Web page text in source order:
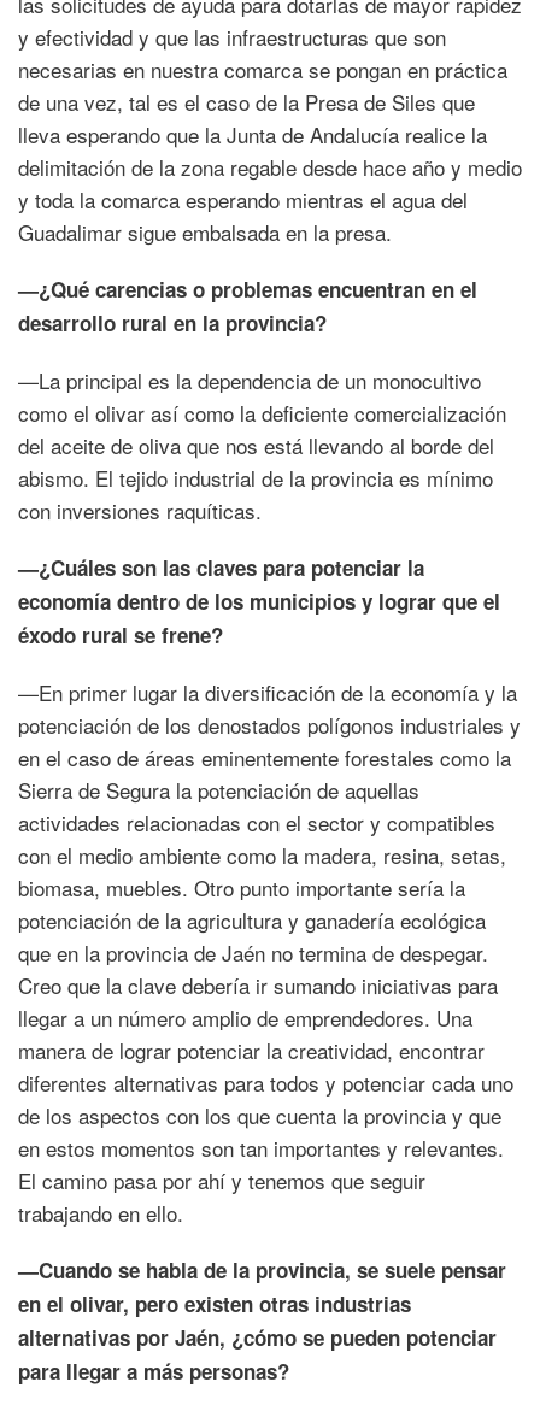
y efectividad y que las infraestructuras que son
necesarias en nuestra comarca se pongan en práctica
de una vez, tal es el caso de la Presa de Siles que
lleva esperando que la Junta de Andalucía realice la
delimitación de la zona regable desde hace año y medio
y toda la comarca esperando mientras el agua del
Guadalimar sigue embalsada en la presa.
—¿Qué carencias o problemas encuentran en el
desarrollo rural en la provincia?
—La principal es la dependencia de un monocultivo
como el olivar así como la deficiente comercialización
del aceite de oliva que nos está llevando al borde del
abismo. El tejido industrial de la provincia es mínimo
con inversiones raquíticas.
—¿Cuáles son las claves para potenciar la
economía dentro de los municipios y lograr que el
éxodo rural se frene?
—En primer lugar la diversificación de la economía y la
potenciación de los denostados polígonos industriales y
en el caso de áreas eminentemente forestales como la
Sierra de Segura la potenciación de aquellas
actividades relacionadas con el sector y compatibles
con el medio ambiente como la madera, resina, setas,
biomasa, muebles. Otro punto importante sería la
potenciación de la agricultura y ganadería ecológica
que en la provincia de Jaén no termina de despegar.
Creo que la clave debería ir sumando iniciativas para
llegar a un número amplio de emprendedores. Una
manera de lograr potenciar la creatividad, encontrar
diferentes alternativas para todos y potenciar cada uno
de los aspectos con los que cuenta la provincia y que
en estos momentos son tan importantes y relevantes.
El camino pasa por ahí y tenemos que seguir
trabajando en ello.
—Cuando se habla de la provincia, se suele pensar
en el olivar, pero existen otras industrias
alternativas por Jaén, ¿cómo se pueden potenciar
para llegar a más personas?